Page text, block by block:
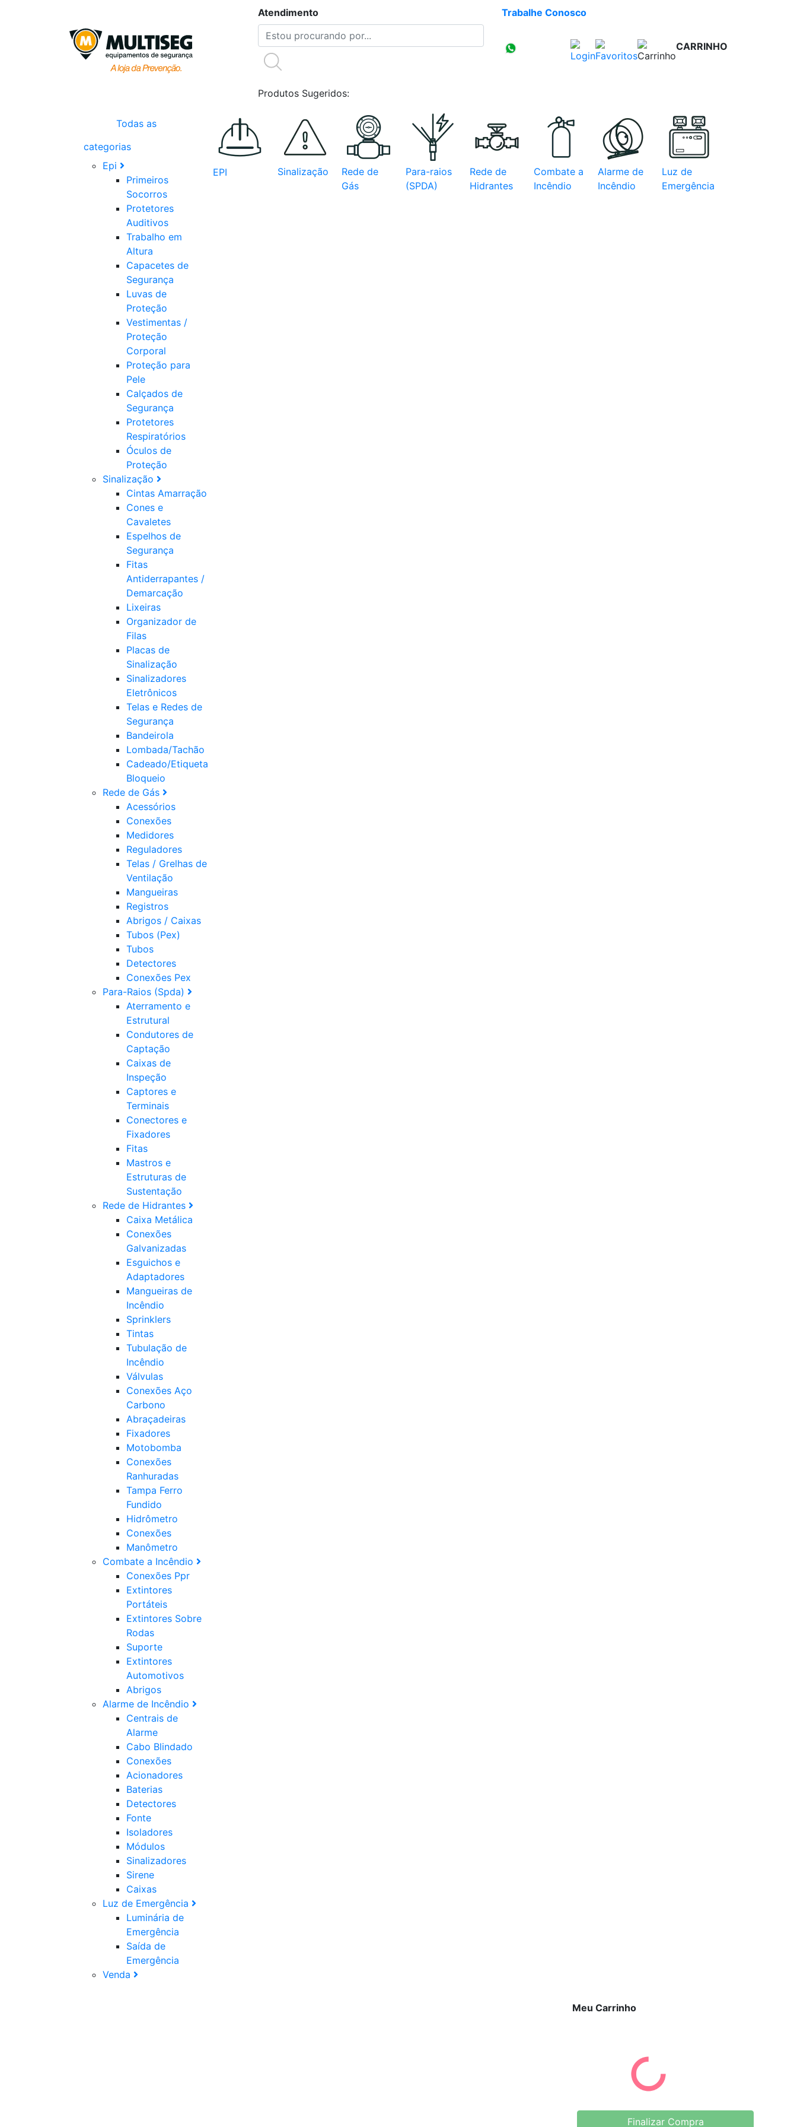
Atendimento Trabalhe Conosco
Produtos Sugeridos:
CARRINHO
Todas as
categorias
Epi
Primeiros
Socorros
Protetores
Auditivos
Trabalho em
Altura
Capacetes de
Segurança
Luvas de
Proteção
Vestimentas /
Proteção
Corporal
Proteção para
Pele
Calçados de
Segurança
Protetores
Respiratórios
Óculos de
Proteção
Sinalização
Cintas Amarração
Cones e
Cavaletes
Espelhos de
Segurança
Fitas
Antiderrapantes /
Demarcação
Lixeiras
Organizador de
Filas
Placas de
Sinalização
Sinalizadores
Eletrônicos
Telas e Redes de
Segurança
Bandeirola
Lombada/Tachão
Cadeado/Etiqueta
Bloqueio
Rede de Gás
Acessórios
Conexões
Medidores
Reguladores
Telas / Grelhas de
Ventilação
Mangueiras
Registros
Abrigos / Caixas
Tubos (Pex)
Tubos
Detectores
Conexões Pex
Para-Raios (Spda)
Aterramento e
Estrutural
Condutores de
Captação
Caixas de
Inspeção
Captores e
Terminais
Conectores e
Fixadores
Fitas
Mastros e
Estruturas de
Sustentação
Rede de Hidrantes
Caixa Metálica
Conexões
Galvanizadas
Esguichos e
Adaptadores
Mangueiras de
Incêndio
Sprinklers
Tintas
Tubulação de
Incêndio
Válvulas
Conexões Aço
Carbono
Abraçadeiras
Fixadores
Motobomba
Conexões
Ranhuradas
Tampa Ferro
Fundido
Hidrômetro
Conexões
Manômetro
Combate a Incêndio
Conexões Ppr
Extintores
Portáteis
Extintores Sobre
Rodas
Suporte
Extintores
Automotivos
Abrigos
Alarme de Incêndio
Centrais de
Alarme
Cabo Blindado
Conexões
Acionadores
Baterias
Detectores
Fonte
Isoladores
Módulos
Sinalizadores
Sirene
Caixas
Luz de Emergência
Luminária de
Emergência
Saída de
Emergência
Venda
EPI Sinalização
Rede de
Gás
Para-raios
(SPDA)
Rede de
Hidrantes
Combate a
Incêndio
Alarme de
Incêndio
Luz de
Emergência
Meu Carrinho
Finalizar Compra